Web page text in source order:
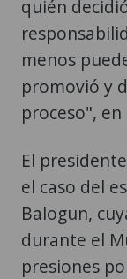
quién
menos
promovió y
proceso",
El
el caso del
Balogun,
durante el
presiones